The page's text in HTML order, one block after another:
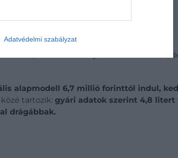
Adatvédelmi szabályzat
viszont jól állnak
kéttónusú fényezés és feszesebb,
alapmodell 6,7 millió forinttól indul,
tartozik: gyári adatok szerint 4,8 litert
drágábbak.